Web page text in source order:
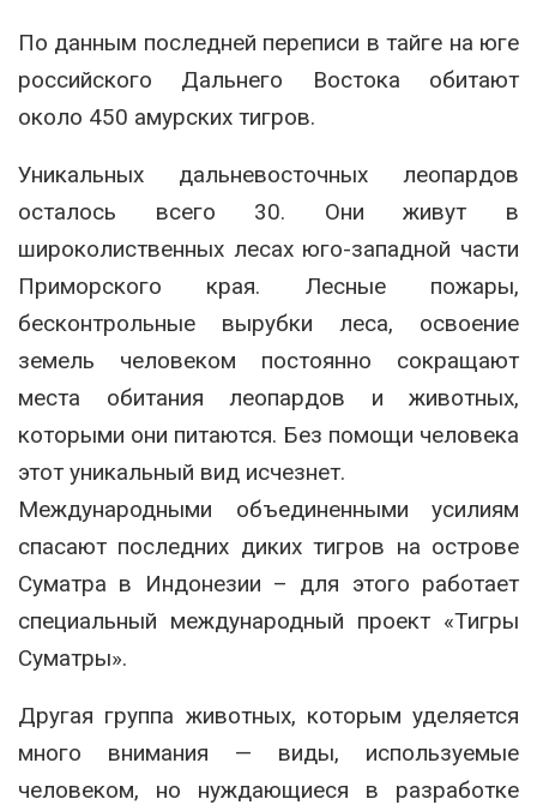
По данным последней переписи в тайге на юге
российского Дальнего Востока обитают
около 450 амурских тигров.
Уникальных дальневосточных леопардов
осталось всего 30. Они живут в
широколиственных лесах юго-западной части
Приморского края. Лесные пожары,
бесконтрольные вырубки леса, освоение
земель человеком постоянно сокращают
места обитания леопардов и животных,
которыми они питаются. Без помощи человека
этот уникальный вид исчезнет.
Международными объединенными усилиям
спасают последних диких тигров на острове
Суматра в Индонезии – для этого работает
специальный международный проект «Тигры
Суматры».
Другая группа животных, которым уделяется
много внимания — виды, используемые
человеком, но нуждающиеся в разработке